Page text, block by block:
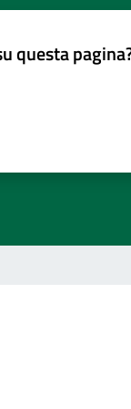
questa